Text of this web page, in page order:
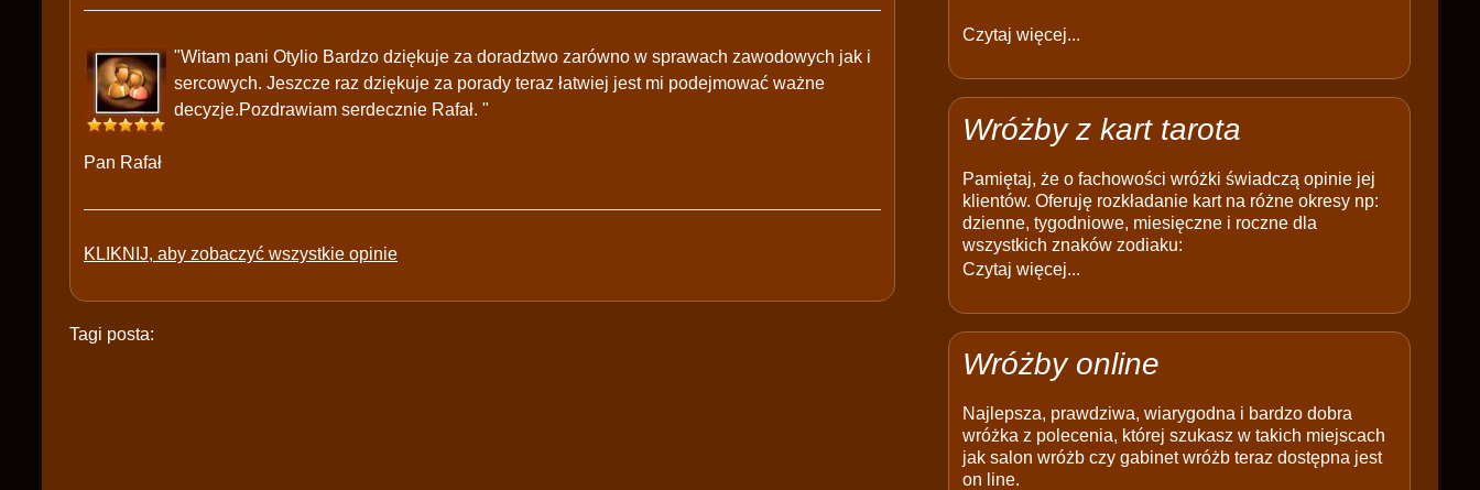
"Witam pani Otylio Bardzo dziękuje za doradztwo zarówno w sprawach zawodowych jak i
sercowych. Jeszcze raz dziękuje za porady teraz łatwiej jest mi podejmować ważne
decyzje.Pozdrawiam serdecznie Rafał. "
Pan Rafał
KLIKNIJ, aby zobaczyć wszystkie opinie
Tagi posta:
Czytaj więcej...
Wróżby z kart tarota
Pamiętaj, że o fachowości wróżki świadczą opinie jej
klientów. Oferuję rozkładanie kart na różne okresy np:
dzienne, tygodniowe, miesięczne i roczne dla
wszystkich znaków zodiaku:
Czytaj więcej...
Wróżby online
Najlepsza, prawdziwa, wiarygodna i bardzo dobra
wróżka z polecenia, której szukasz w takich miejscach
jak salon wróżb czy gabinet wróżb teraz dostępna jest
on line.